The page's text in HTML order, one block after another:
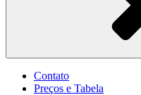
Contato
Preços e Tabela